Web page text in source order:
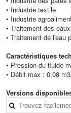
• Industrie textile
• Industrie
• Traitement des
• Traitement de l'eau
Caractéristiques
• Pression du fluide
• Débit max : 0,08
Versions